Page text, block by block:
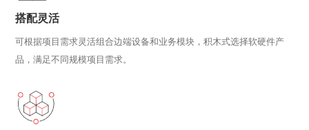
搭配灵活
可根据项目需求灵活组合边端设备和业务模块，积木式选择软硬件产
品，满足不同规模项目需求。